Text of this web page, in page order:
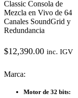
Classic Consola de
Mezcla en Vivo de 64
Canales SoundGrid y
Redundancia
$12,390.00 inc. IGV
Marca:
Motor de 32 bits: